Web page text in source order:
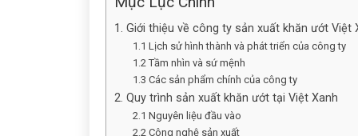
1. Giới thiệu về công ty sản xuất khăn ướt Việt
1.1 Lịch sử hình thành và phát triển của công ty
1.2 Tầm nhìn và sứ mệnh
1.3 Các sản phẩm chính của công ty
2. Quy trình sản xuất khăn ướt tại Việt Xanh
2.1 Nguyên liệu đầu vào
2.2 Công nghệ sản xuất